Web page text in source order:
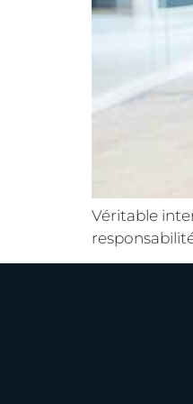
Véritable